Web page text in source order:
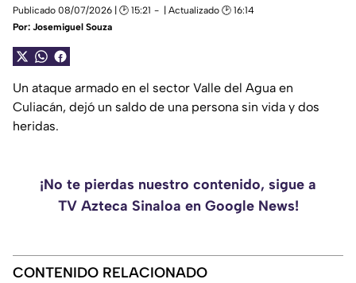
Publicado 08/07/2026 | 🕑 15:21
| Actualizado 🕑 16:14
Por: Josemiguel Souza
Un ataque armado en el sector Valle del Agua en
Culiacán, dejó un saldo de una persona sin vida y dos
heridas.
¡No te pierdas nuestro contenido, sigue a
TV Azteca Sinaloa en Google News!
CONTENIDO RELACIONADO